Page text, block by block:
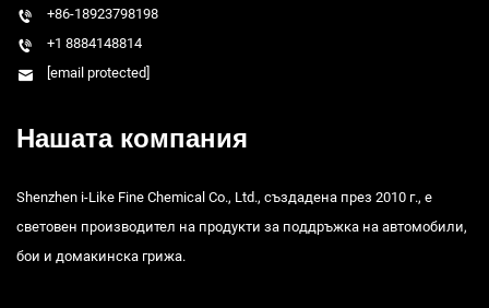
+86-18923798198
+1 8884148814
[email protected]
Нашата компания
Shenzhen i-Like Fine Chemical Co., Ltd., създадена през 2010 г., е
световен производител на продукти за поддръжка на автомобили,
бои и домакинска грижа.